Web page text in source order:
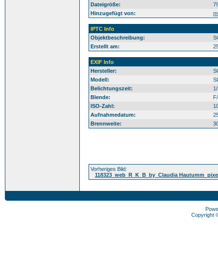
Dateigröße:
Hinzugefügt von:
IPTC Info
Objektbeschreibung:
Erstellt am:
EXIF Info
Hersteller:
Modell:
Belichtungszeit:
Blende:
ISO-Zahl:
Aufnahmedatum:
Brennweite:
Vorheriges Bild:
118323_web_R_K_B_by_Claudia
Copyright